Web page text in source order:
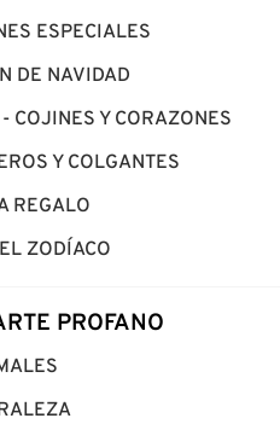
ESPECIALES
DE NAVIDAD
COJINES Y CORAZONES
Y COLGANTES
REGALO
ZODÍACO
PROFANO